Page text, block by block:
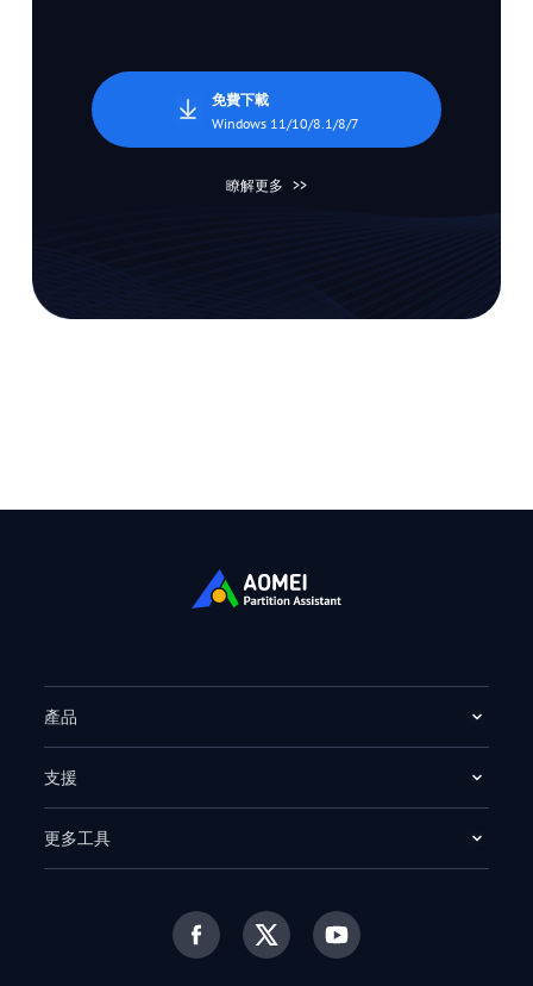
免費下載
Windows 11/10/8.1/8/7
瞭解更多 >>
產品
支援
更多工具